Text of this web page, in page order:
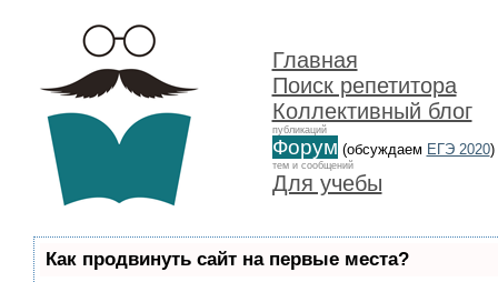
Главная
Поиск репетитора
Коллективный блог
публикаций
Форум (обсуждаем ЕГЭ 2020)
тем и сообщений
Для учебы
Как продвинуть сайт на первые места?